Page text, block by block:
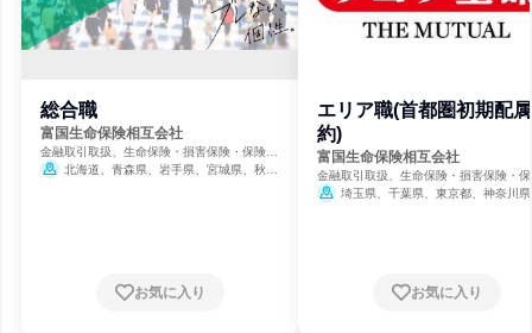
総合職
富国生命保険相互会社
金融取引取扱、生命保険・損害保険・保険サ
ービス、保険
北海道、青森県、岩手県、宮城県、秋田
山口県、徳島県、香川県、愛媛県、高知県、
お気に入り
エリア職(首都圏初期配
約)
富国生命保険相互会社
金融取引取扱、生命保険・損害保険・
ービス、保険
埼玉県、千葉県、東京都、神奈川県
お気に入り